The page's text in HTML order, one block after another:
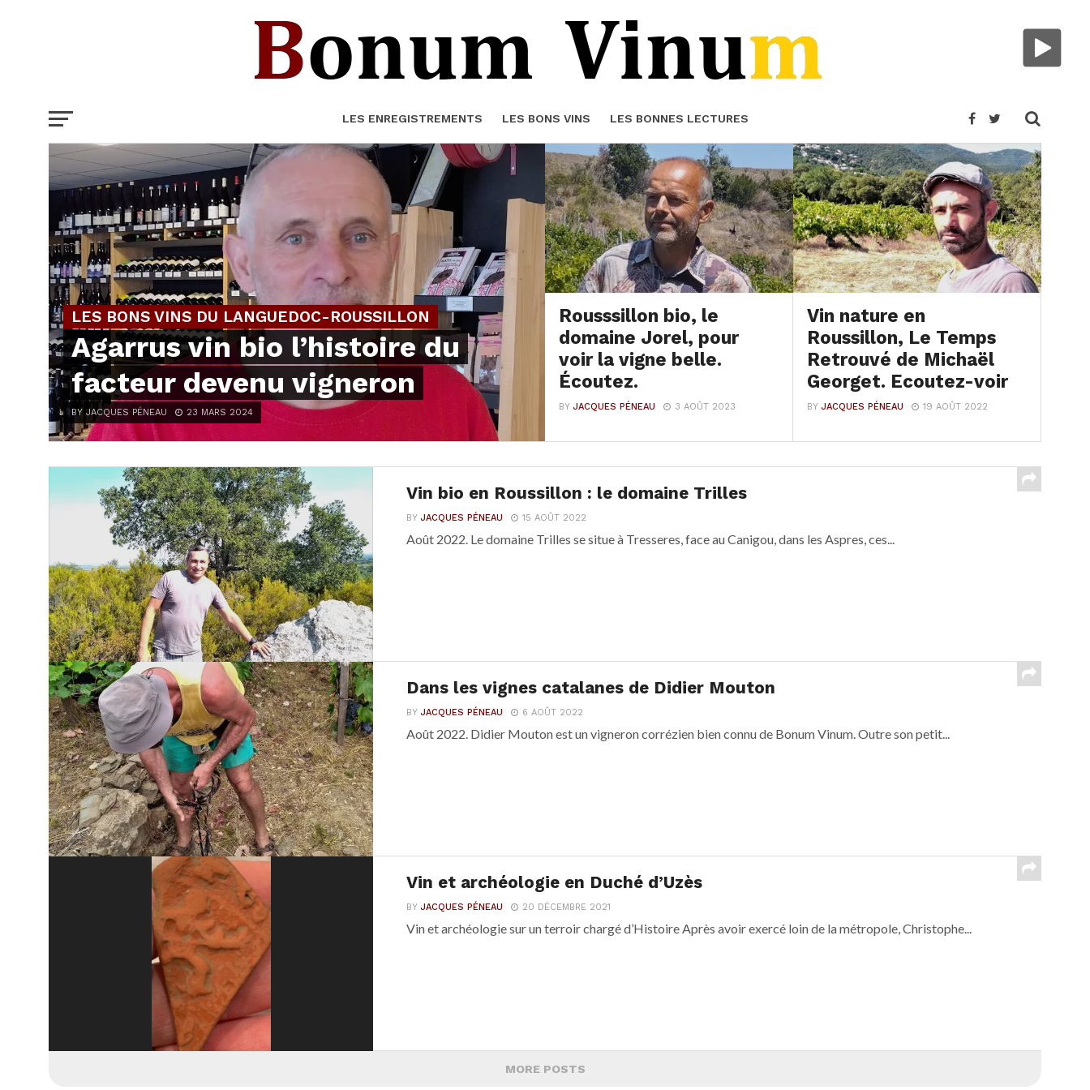
LES ENREGISTREMENTS LES BONS VINS LES BONNES LECTURES
LES BONS VINS DU LANGUEDOC-ROUSSILLON
Agarrus vin bio l’histoire du
facteur devenu vigneron
BY JACQUES PÉNEAU 23 MARS 2024
Rousssillon bio, le
domaine Jorel, pour
voir la vigne belle.
Écoutez.
BYJACQUES PÉNEAU 3 AOÛT 2023
Vin nature en
Roussillon, Le Temps
Retrouvé de Michaël
Georget. Ecoutez-voir
BYJACQUES PÉNEAU 19 AOÛT 2022
Vin bio en Roussillon : le domaine Trilles
BYJACQUES PÉNEAU 15 AOÛT 2022
Août 2022. Le domaine Trilles se situe à Tresseres, face au Canigou, dans les Aspres, ces...
Dans les vignes catalanes de Didier Mouton
BYJACQUES PÉNEAU 6 AOÛT 2022
Août 2022. Didier Mouton est un vigneron corrézien bien connu de Bonum Vinum. Outre son petit...
Vin et archéologie en Duché d’Uzès
BYJACQUES PÉNEAU 20 DÉCEMBRE 2021
Vin et archéologie sur un terroir chargé d’Histoire Après avoir exercé loin de la métropole, Christophe...
MORE POSTS